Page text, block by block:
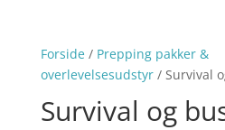
Forside/ Prepping pakker &
overlevelsesudstyr/ Survival
Survival og